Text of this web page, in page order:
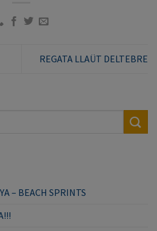
REGATA LLAÜT DELTEBRE
– BEACH SPRINTS